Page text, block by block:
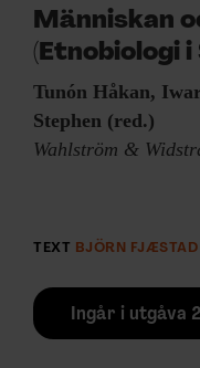
Människan
(Etnobiologi i
Tunón Håkan,
Stephen (red.)
Wahlström &
TEXT BJÖRN FJÆSTAD
Ingår i utgåva